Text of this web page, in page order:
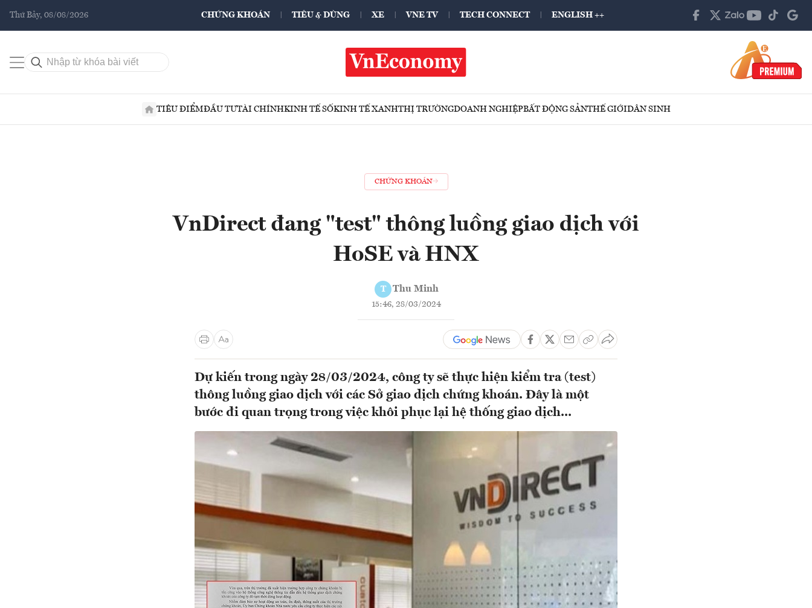
Thứ Bảy, 08/08/2026 CHỨNG KHOÁN TIÊU & DÙNG XE VNE TV TECH CONNECT ENGLISH ++
TIÊU ĐIỂMĐẦU TƯTÀI CHÍNHKINH TẾ SỐKINH TẾ XANHTHỊ TRƯỜNGDOANH NGHIỆPBẤT ĐỘNG SẢNTHẾ GIỚIDÂN SINH
CHỨNG KHOÁN
VnDirect đang "test" thông luồng giao dịch với
HoSE và HNX
T Thu Minh
15:46, 28/03/2024
Dự kiến trong ngày 28/03/2024, công ty sẽ thực hiện kiểm tra (test)
thông luồng giao dịch với các Sở giao dịch chứng khoán. Đây là một
bước đi quan trọng trong việc khôi phục lại hệ thống giao dịch...